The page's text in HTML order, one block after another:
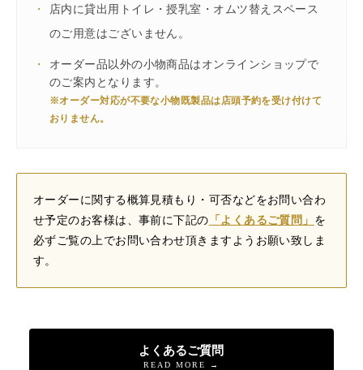
・
店内に貸出用トイレ・授乳室・オムツ替えスペース
のご用意はございません。
・
オーダー品以外の小物商品はオンラインショップで
のご案内となります。
※オーダー対応が不要な小物既製品は店頭予約を受け付けて
おりません。
オーダーに関する概算見積もり・可否などをお問い合わ
せ予定のお客様は、事前に下記の 「よくあるご質問」 を
必ずご覧の上でお問い合わせ頂きますようお願い致しま
す。
よくあるご質問
READ MORE →